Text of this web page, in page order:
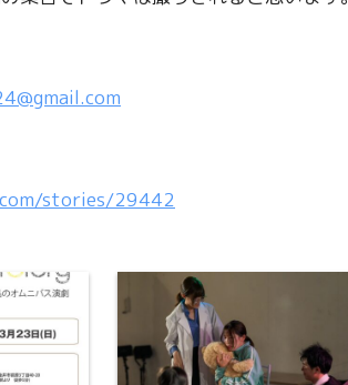
stories/29442